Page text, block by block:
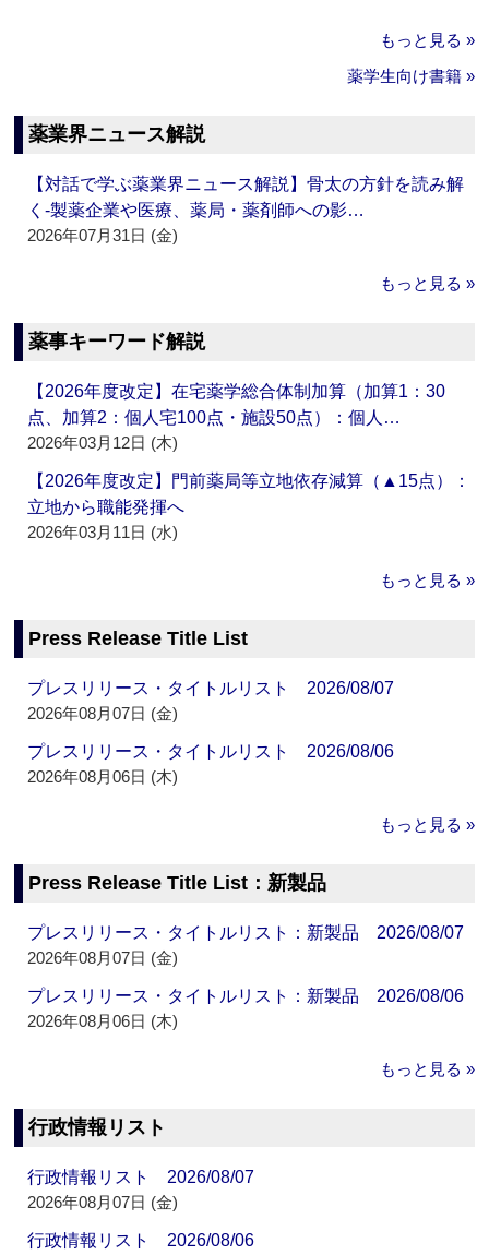
もっと見る »
薬学生向け書籍 »
薬業界ニュース解説
【対話で学ぶ薬業界ニュース解説】骨太の方針を読み解
く‐製薬企業や医療、薬局・薬剤師への影…
2026年07月31日 (金)
もっと見る »
薬事キーワード解説
【2026年度改定】在宅薬学総合体制加算（加算1：30
点、加算2：個人宅100点・施設50点）：個人…
2026年03月12日 (木)
【2026年度改定】門前薬局等立地依存減算（▲15点）：
立地から職能発揮へ
2026年03月11日 (水)
もっと見る »
Press Release Title List
プレスリリース・タイトルリスト 2026/08/07
2026年08月07日 (金)
プレスリリース・タイトルリスト 2026/08/06
2026年08月06日 (木)
もっと見る »
Press Release Title List：新製品
プレスリリース・タイトルリスト：新製品 2026/08/07
2026年08月07日 (金)
プレスリリース・タイトルリスト：新製品 2026/08/06
2026年08月06日 (木)
もっと見る »
行政情報リスト
行政情報リスト 2026/08/07
2026年08月07日 (金)
行政情報リスト 2026/08/06